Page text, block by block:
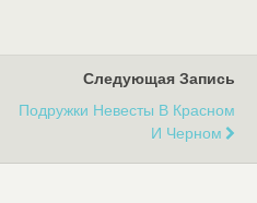
Следующая Запись
Подружки Невесты В Красном
И Черном